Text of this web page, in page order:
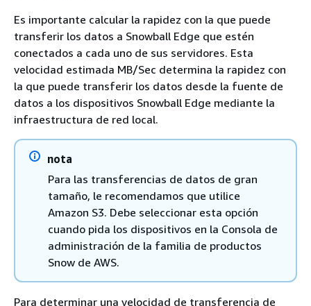
Es importante calcular la rapidez con la que puede
transferir los datos a Snowball Edge que estén
conectados a cada uno de sus servidores. Esta
velocidad estimada MB/Sec determina la rapidez con
la que puede transferir los datos desde la fuente de
datos a los dispositivos Snowball Edge mediante la
infraestructura de red local.
nota
Para las transferencias de datos de gran
tamaño, le recomendamos que utilice
Amazon S3. Debe seleccionar esta opción
cuando pida los dispositivos en la Consola de
administración de la familia de productos
Snow de AWS.
Para determinar una velocidad de transferencia de